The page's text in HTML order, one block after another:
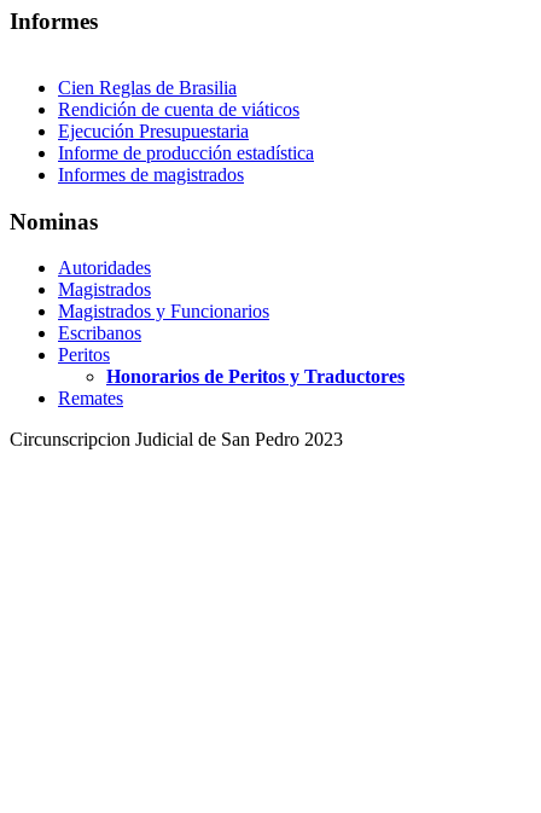
Informes
Cien Reglas de Brasilia
Rendición de cuenta de viáticos
Ejecución Presupuestaria
Informe de producción estadística
Informes de magistrados
Nominas
Autoridades
Magistrados
Magistrados y Funcionarios
Escribanos
Peritos
Honorarios de Peritos y Traductores
Remates
Circunscripcion Judicial de San Pedro 2023